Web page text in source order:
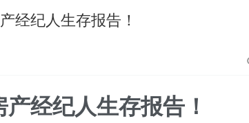
经纪人生存报告！
经纪人生存报告！